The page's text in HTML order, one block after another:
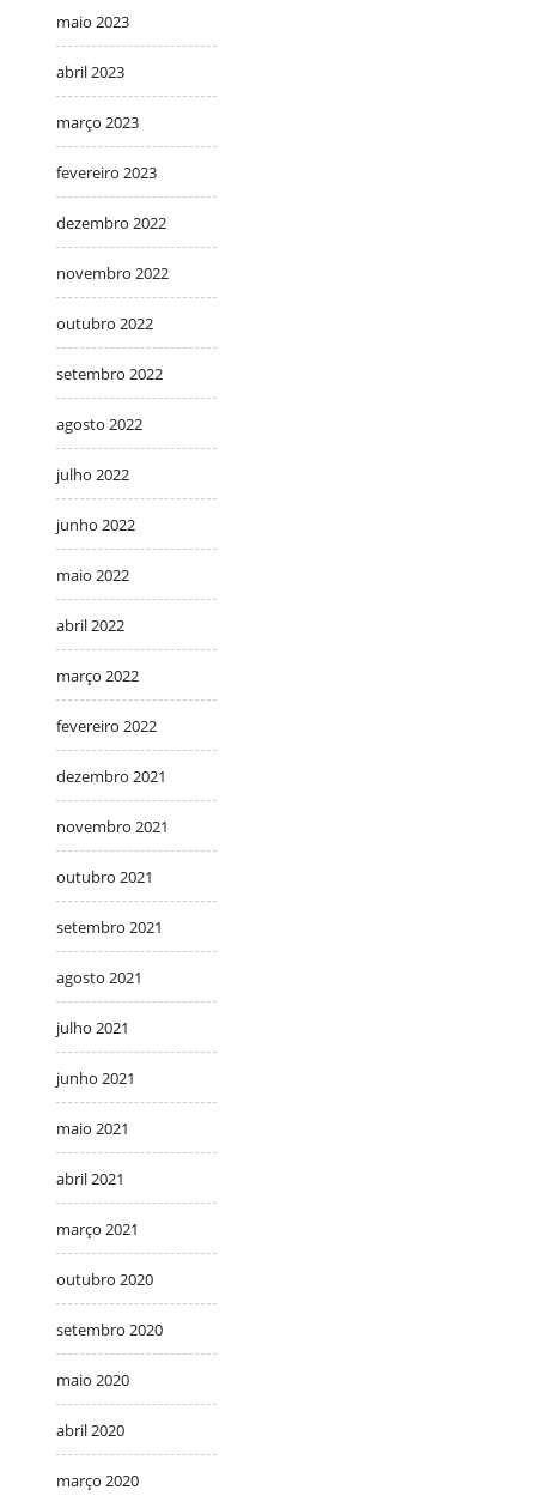
maio 2023
abril 2023
março 2023
fevereiro 2023
dezembro 2022
novembro 2022
outubro 2022
setembro 2022
agosto 2022
julho 2022
junho 2022
maio 2022
abril 2022
março 2022
fevereiro 2022
dezembro 2021
novembro 2021
outubro 2021
setembro 2021
agosto 2021
julho 2021
junho 2021
maio 2021
abril 2021
março 2021
outubro 2020
setembro 2020
maio 2020
abril 2020
março 2020